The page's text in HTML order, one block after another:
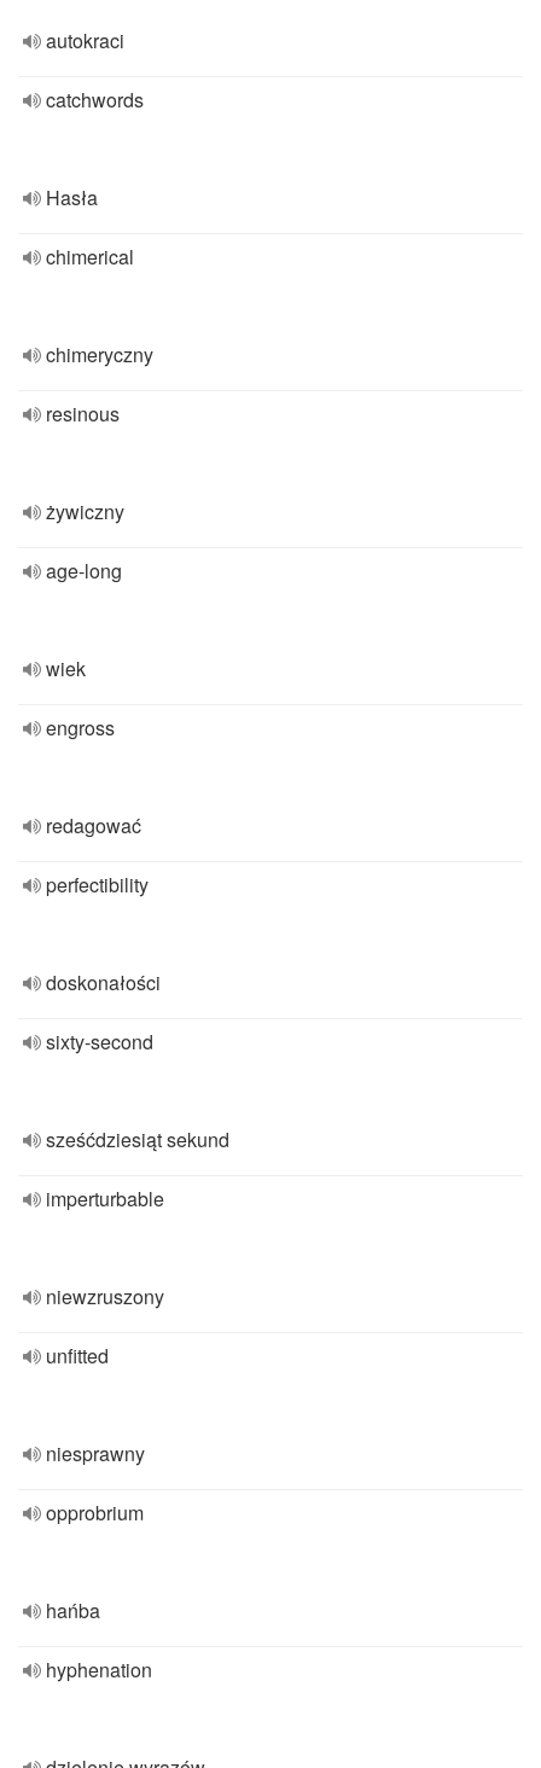
autokraci
catchwords
Hasła
chimerical
chimeryczny
resinous
żywiczny
age-long
wiek
engross
redagować
perfectibility
doskonałości
sixty-second
sześćdziesiąt sekund
imperturbable
niewzruszony
unfitted
niesprawny
opprobrium
hańba
hyphenation